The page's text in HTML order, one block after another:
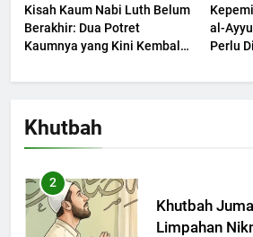
Kisah Kaum Nabi Luth Belum
Berakhir: Dua Potret
Kaumnya yang Kini Kembali
al-
Perlu
(2)
Khutbah
KHUTBAH
Khutbah
Dengki Tak
2
Khutbah
Limpahan